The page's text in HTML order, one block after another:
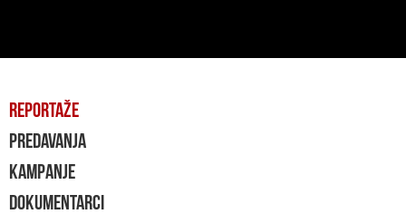
REPORTAŽE
PREDAVANJA
KAMPANJE
DOKUMENTARCI